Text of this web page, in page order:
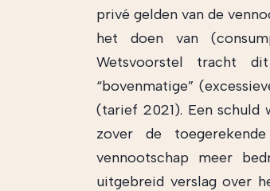
privé gelden van de
het doen van
Wetsvoorstel tracht
“bovenmatige”
(tarief 2021). Een schuld
zover de
vennootschap meer
uitgebreid verslag over